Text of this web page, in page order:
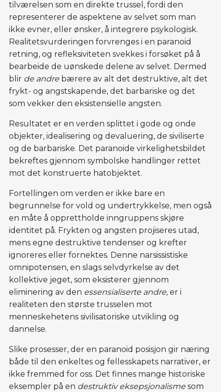
tilværelsen som en direkte trussel, fordi den
representerer de aspektene av selvet som man
ikke evner, eller ønsker, å integrere psykologisk.
Realitetsvurderingen forvrenges i en paranoid
retning, og refleksiviteten svekkes i forsøket på å
bearbeide de uønskede delene av selvet. Dermed
blir de andre bærere av alt det destruktive, alt det
frykt- og angstskapende, det barbariske og det
som vekker den eksistensielle angsten.
Resultatet er en verden splittet i gode og onde
objekter, idealisering og devaluering, de siviliserte
og de barbariske. Det paranoide virkelighetsbildet
bekreftes gjennom symbolske handlinger rettet
mot det konstruerte hatobjektet.
Fortellingen om verden er ikke bare en
begrunnelse for vold og undertrykkelse, men også
en måte å opprettholde inngruppens skjøre
identitet på. Frykten og angsten projiseres utad,
mens egne destruktive tendenser og krefter
ignoreres eller fornektes. Denne narsissistiske
omnipotensen, en slags selvdyrkelse av det
kollektive jeget, som eksisterer gjennom
eliminering av den essensialiserte andre, er i
realiteten den største trusselen mot
menneskehetens sivilisatoriske utvikling og
dannelse.
Slike prosesser, der en paranoid posisjon gir næring
både til den enkeltes og fellesskapets narrativer, er
ikke fremmed for oss. Det finnes mange historiske
eksempler på en destruktiv eksepsjonalisme som